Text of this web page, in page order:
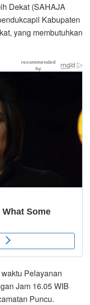
Dekat (SAHAJA
Kabupaten
yang membutuhkan
Pelayanan
Jam 16.05 WIB
Puncu.